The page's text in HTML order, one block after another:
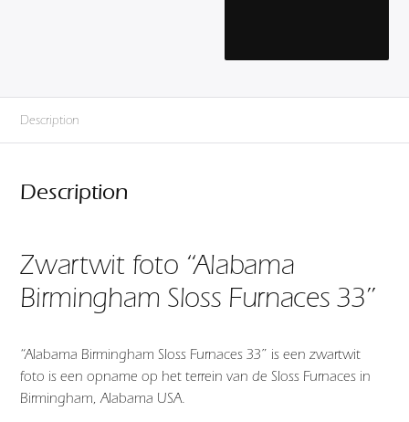
Description
Description
Zwartwit foto “Alabama
Birmingham Sloss Furnaces 33”
“Alabama Birmingham Sloss Furnaces 33” is een zwartwit
foto is een opname op het terrein van de Sloss Furnaces in
Birmingham, Alabama USA.